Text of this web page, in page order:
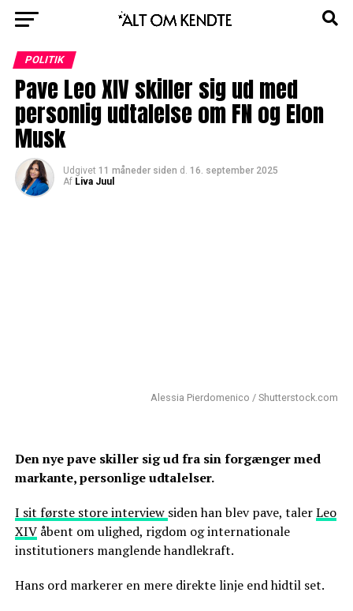
POLITIK
Pave Leo XIV skiller sig ud med
personlig udtalelse om FN og Elon
Musk
Udgivet 11 måneder siden d. 16. september 2025
Af Liva Juul
Alessia Pierdomenico / Shutterstock.com
Den nye pave skiller sig ud fra sin forgænger med
markante, personlige udtalelser.
I sit første store interview siden han blev pave, talerLeo
XIVåbent om ulighed, rigdom og internationale
institutioners manglende handlekraft.
Hans ord markerer en mere direkte linje end hidtil set.